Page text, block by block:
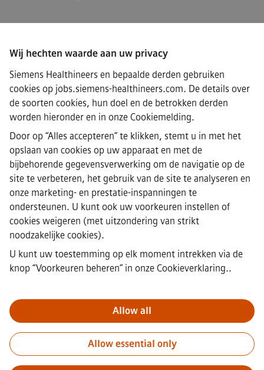
Wij hechten waarde aan uw privacy
Siemens Healthineers en bepaalde derden gebruiken
cookies op jobs.siemens-healthineers.com. De details over
de soorten cookies, hun doel en de betrokken derden
worden hieronder en in onze Cookiemelding.
Door op “Alles accepteren” te klikken, stemt u in met het
opslaan van cookies op uw apparaat en met de
bijbehorende gegevensverwerking om de navigatie op de
site te verbeteren, het gebruik van de site te analyseren en
onze marketing- en prestatie-inspanningen te
ondersteunen. U kunt ook uw voorkeuren instellen of
cookies weigeren (met uitzondering van strikt
noodzakelijke cookies).
U kunt uw toestemming op elk moment intrekken via de
knop “Voorkeuren beheren” in onze Cookieverklaring..
Allow all
Allow essential only
Connect
Veelgestelde vragen
·
Bedrijfsinformatie
·
Privacyverklaring
·
Cookieverklaring
·
Digitale ID
·
Belangrijk:
bij Siemens zullen wij je nooit vragen om bankgegevens
Ontvang je een e-mail die lijkt te komen van een recruiter van
Siemens? Open geen bijlagen tenzij je zeker weet dat je wordt